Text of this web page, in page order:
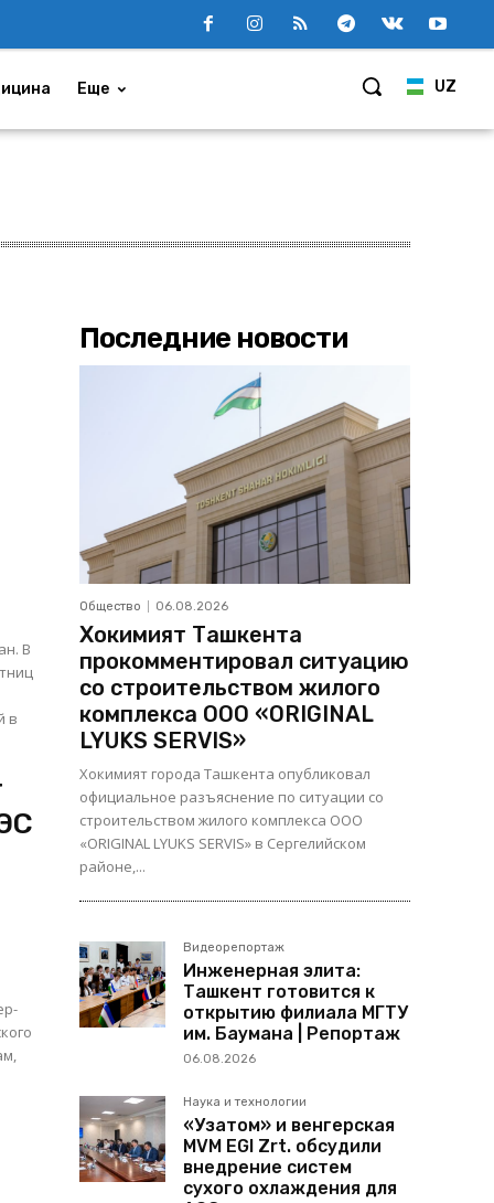
UZ
Еще
В
в
Последние новости
Общество 06.08.2026
Хокимият Ташкента
прокомментировал ситуацию
со строительством жилого
комплекса ООО «ORIGINAL
LYUKS SERVIS»
Хокимият города Ташкента опубликовал
официальное разъяснение по ситуации со
строительством жилого комплекса ООО
«ORIGINAL LYUKS SERVIS» в Сергелийском
районе,...
Видеорепортаж
Инженерная элита:
Ташкент готовится к
открытию филиала МГТУ
им. Баумана | Репортаж
06.08.2026
Наука и технологии
«Узатом» и венгерская
MVM EGI Zrt. обсудили
внедрение систем
сухого охлаждения для